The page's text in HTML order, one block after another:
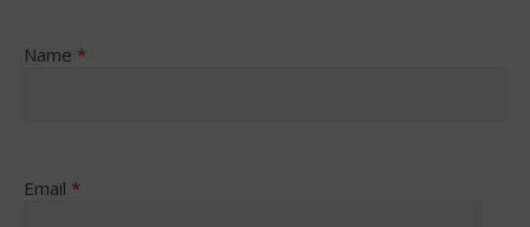
Name *
Email *